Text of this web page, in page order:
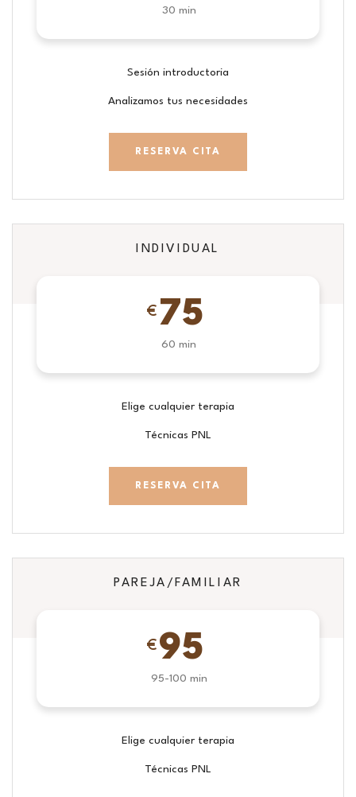
30 min
Sesión introductoria
Analizamos tus necesidades
RESERVA CITA
INDIVIDUAL
€ 75
60 min
Elige cualquier terapia
Técnicas PNL
RESERVA CITA
PAREJA/FAMILIAR
€ 95
95-100 min
Elige cualquier terapia
Técnicas PNL